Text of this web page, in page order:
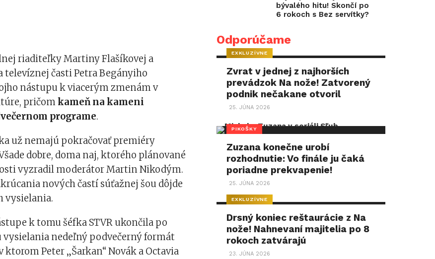
riaditeľky Martiny Flašíkovej a
televíznej časti Petra Begányiho
nástupu k viacerým zmenám v
pričomkameň na kameni
programe.
už nemajú pokračovať premiéry
dobre, doma naj, ktorého plánované
vyzradil moderátor Martin Nikodým.
nových častí súťažnej šou dôjde
vysielania.
k tomu šéfka STVR ukončila po
vysielania nedeľný podvečerný formát
ktorom Peter „Šarkan“ Novák a Octavia
bývalého hitu! Skončí po
6 rokoch s Bez servítky?
Odporúčame
EXKLUZÍVNE
Zvrat v jednej z najhorších
prevádzok Na nože! Zatvorený
podnik nečakane otvoril
25. JÚNA 2026
PIKOŠKY
Zuzana konečne urobí
rozhodnutie: Vo finále ju čaká
poriadne prekvapenie!
25. JÚNA 2026
EXKLUZÍVNE
Drsný koniec reštaurácie z Na
nože! Nahnevaní majitelia po 8
rokoch zatvárajú
23. JÚNA 2026